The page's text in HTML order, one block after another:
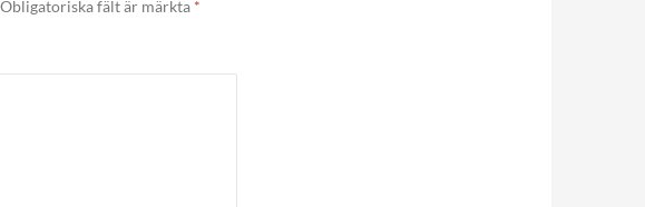
Obligatoriska fält är märkta *